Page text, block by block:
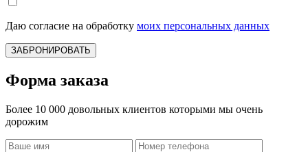
Даю согласие на обработку моих персональных данных
ЗАБРОНИРОВАТЬ
Форма заказа
Более 10 000 довольных клиентов которыми мы очень
дорожим